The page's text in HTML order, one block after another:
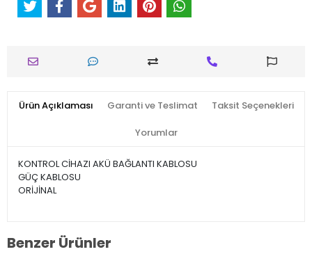
Ürün Açıklaması Garanti ve Teslimat Taksit Seçenekleri
Yorumlar
KONTROL CİHAZI AKÜ BAĞLANTI KABLOSU
GÜÇ KABLOSU
ORİJİNAL
Benzer Ürünler